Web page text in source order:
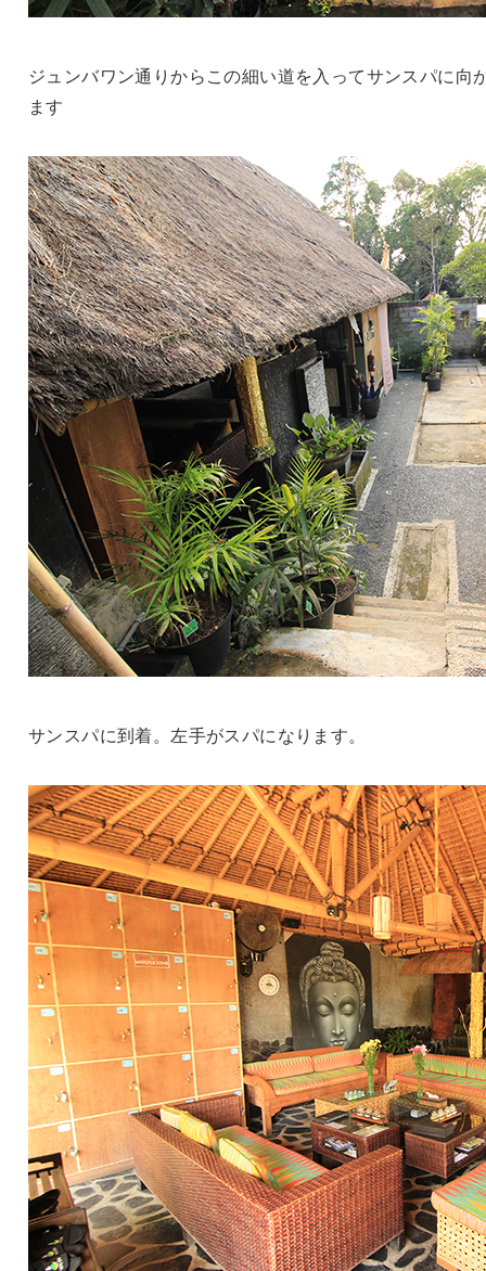
ジュンバワン通りからこの細い道を入ってサンスパに向
ます
サンスパに到着。左手がスパになります。